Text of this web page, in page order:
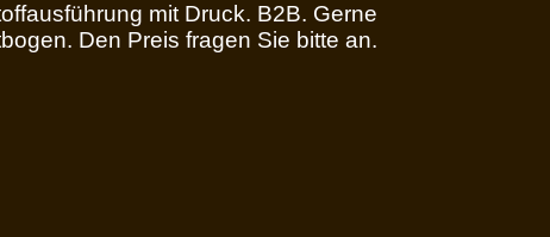
mit Druck. B2B. Gerne
Den Preis fragen Sie bitte an.